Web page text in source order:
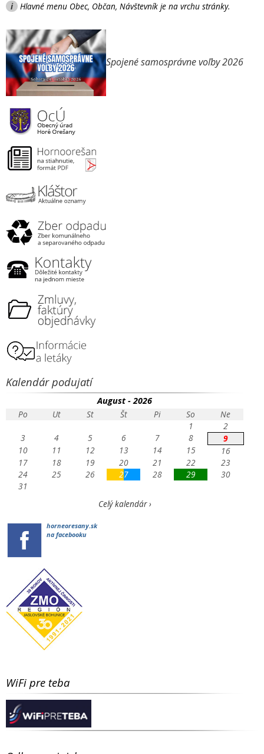
i Hlavné menu Obec, Občan, Návštevník je na vrchu stránky.
Spojené samosprávne voľby 2026
Kalendár podujatí
August - 2026
Po
Ut St Št Pi So
Ne
1
2
3
4 5 6 7 8
9
10
11 12 13 14 15
16
17
18 19 20 21 22
23
24
25 26 27 28 29
30
31
Celý kalendár ›
horneoresany.sk
na facebooku
WiFi pre teba